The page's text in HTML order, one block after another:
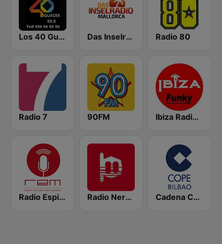
Los 40 Guadix Das Inselradio Mallorca Radio 80
Radio 7 90FM Ibiza Radios - Funky
Radio Espinosa Merindades Radio Nervion Cadena COPE Bilbao